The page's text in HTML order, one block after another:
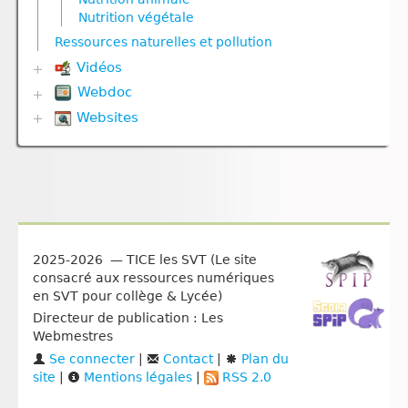
Reproduction végétale
Nutrition végétale
Reproduction animale
Reproduction végétale
Univers et planètes
Nutrition végétale
Ressources naturelles et pollution
Vidéos
Communication hormonale
Communication nerveuse
Corps humain
Défense immunitaire
Reproduction
Webdoc
Biodiversité
Défense immunitaire
Géodynamique interne
Websites
Santé
Vulgarisation scientifique
Égalité filles‑garçons
2025-2026 — TICE les SVT (Le site
consacré aux ressources numériques
en SVT pour collège & Lycée)
Directeur de publication : Les
Webmestres
Se connecter | Contact|
Plan du
site | Mentions légales | RSS 2.0